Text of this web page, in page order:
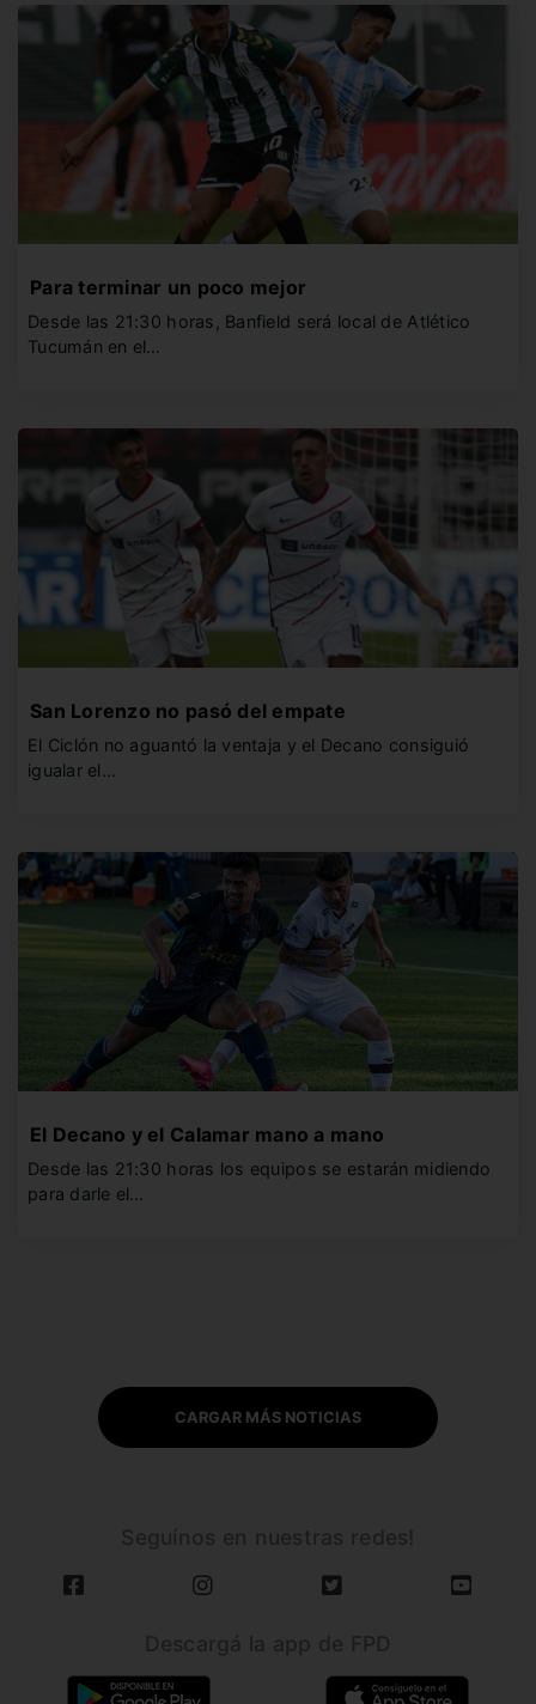
Para terminar un poco mejor
Desde las 21:30 horas, Banfield será local de Atlético
Tucumán en el…
San Lorenzo no pasó del empate
El Ciclón no aguantó la ventaja y el Decano consiguió
igualar el…
El Decano y el Calamar mano a mano
Desde las 21:30 horas los equipos se estarán midiendo
para darle el…
CARGAR MÁS NOTICIAS